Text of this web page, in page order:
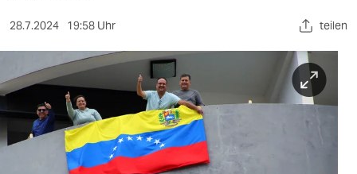
kultur
sport
berlin
nord
wahrheit
28.7.2024 19:58 Uhr teilen